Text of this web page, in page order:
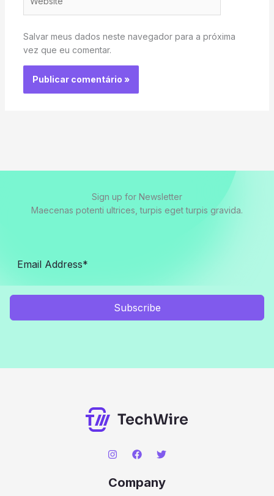
Salvar meus dados neste navegador para a próxima
vez que eu comentar.
Sign up for Newsletter
Maecenas potenti ultrices, turpis eget turpis gravida.
Subscribe
Company